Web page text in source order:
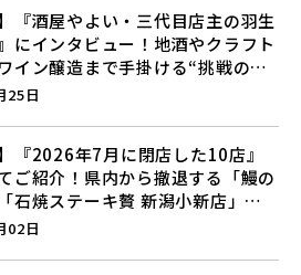
『酒屋やよい・三代目店主の羽生
にインタビュー！地酒やクラフト
イン醸造まで手掛ける“挑戦の歴
♪
25日
『2026年7月に閉店した10店』
ご紹介！県内から撤退する「鰻の
石焼ステーキ贅 新潟小新店」が
。
02日